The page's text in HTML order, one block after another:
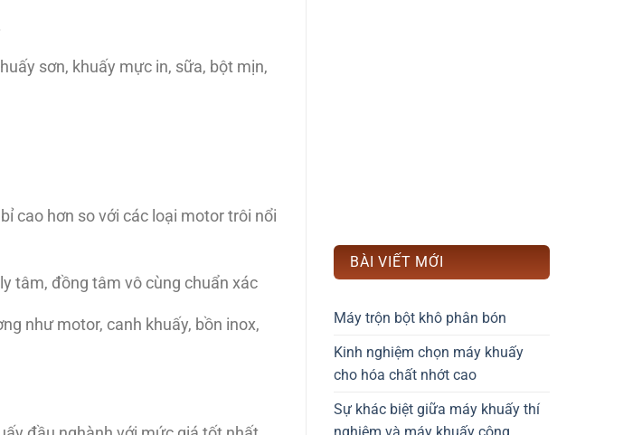
sơn, khuấy mực in, sữa, bột mịn,
cao hơn so với các loại motor trôi nổi
tâm, đồng tâm vô cùng chuẩn xác
như motor, canh khuấy, bồn inox,
BÀI VIẾT MỚI
Máy trộn bột khô phân bón
Kinh nghiệm chọn máy khuấy
cho hóa chất nhớt cao
Sự khác biệt giữa máy khuấy thí